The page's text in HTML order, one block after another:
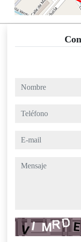
nombre
teléfono
e-mail
mensaje
Captcha